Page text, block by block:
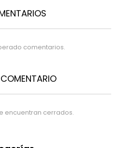
comentarios.
encuentran cerrados.